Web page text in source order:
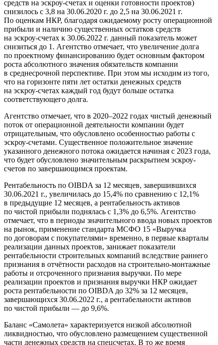
средств на эскроу-счетах и оценки готовности проектов)
снизилось с 3,8 на 30.06.2020 г. до 2,5 на 30.06.2021 г.
По оценкам НКР, благодаря ожидаемому росту операционной
прибыли и наличию существенных остатков средств
на эскроу-счетах к 30.06.2022 г. данный показатель может
снизиться до 1. Агентство отмечает, что увеличение долга
по проектному финансированию будет основным фактором
роста абсолютного значения обязательств компании
в среднесрочной перспективе. При этом мы исходим из того,
что на горизонте пяти лет остатки денежных средств
на эскроу-счетах каждый год будут больше остатка
соответствующего долга.
Агентство отмечает, что в 2020–2022 годах чистый денежный
поток от операционной деятельности компании будет
отрицательным, что обусловлено особенностью работы с
эскроу-счетами. Существенное положительное значение
указанного денежного потока ожидается начиная с 2023 года,
что будет обусловлено значительным раскрытием эскроу-
счетов по завершающимся проектам.
Рентабельность по OIBDA за 12 месяцев, завершившихся
30.06.2021 г., увеличилась до 15,4% по сравнению с 12,1%
в предыдущие 12 месяцев, а рентабельность активов
по чистой прибыли поднялась с 1,3% до 6,5%. Агентство
отмечает, что в периоды значительного ввода новых проектов
на рынок, применение стандарта МСФО 15 «Выручка
по договорам с покупателями» временно, в первые кварталы
реализации данных проектов, занижает показатели
рентабельности строительных компаний вследствие раннего
признания в отчётности расходов на строительно-монтажные
работы и отсроченного признания выручки. По мере
реализации проектов и признания выручки НКР ожидает
роста рентабельности по OIBDA до 32% за 12 месяцев,
завершающихся 30.06.2022 г., а рентабельности активов
по чистой прибыли — до 9,6%.
Баланс «Самолета» характеризуется низкой абсолютной
ликвидностью, что обусловлено размещением существенной
части денежных средств на спецсчетах. В то же время